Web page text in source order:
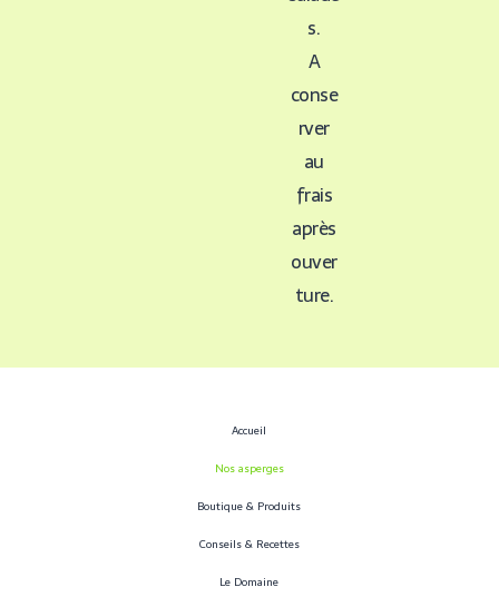
s.
A
conse
rver
au
frais
après
ouver
ture.
Accueil
Nos asperges
Boutique & Produits
Conseils & Recettes
Le Domaine